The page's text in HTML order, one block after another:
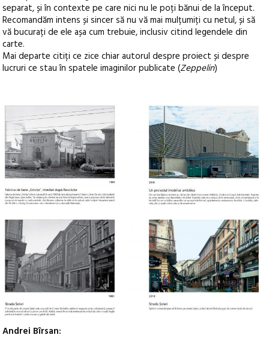
separat, și în contexte pe care nici nu le poți bănui de la început.
Recomandăm intens și sincer să nu vă mai mulțumiți cu netul, și să
vă bucurați de ele așa cum trebuie, inclusiv citind legendele din
carte.
Mai departe citiți ce zice chiar autorul despre proiect și despre
lucruri ce stau în spatele imaginilor publicate (Zeppelin)
Andrei Bîrsan: